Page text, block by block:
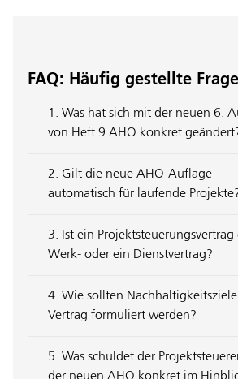
FAQ: Häufig gestellte
1. Was hat sich mit der neuen 6.
von Heft 9 AHO konkret
2. Gilt die neue AHO-Auflage
automatisch für laufende
3. Ist ein Projektsteuerungsvertrag
Werk- oder ein Dienstvertrag?
4. Wie sollten
Vertrag formuliert werden?
5. Was schuldet der